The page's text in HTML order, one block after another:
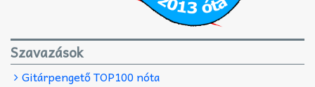
Szavazások
Gitárpengető TOP100 nóta